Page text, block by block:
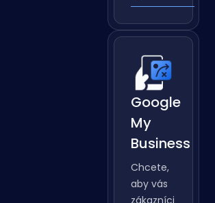
v online
světě.
Zjistit Víc
Google
My
Business